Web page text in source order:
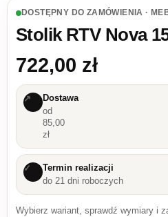
DOSTĘPNY DO ZAMÓWIENIA ·
Stolik RTV Nova
722,00 zł
↗
Dostawa
od
85,00
zł
✓
Termin realizacji
do 21 dni roboczych
Wybierz wariant, sprawdź wymiary i